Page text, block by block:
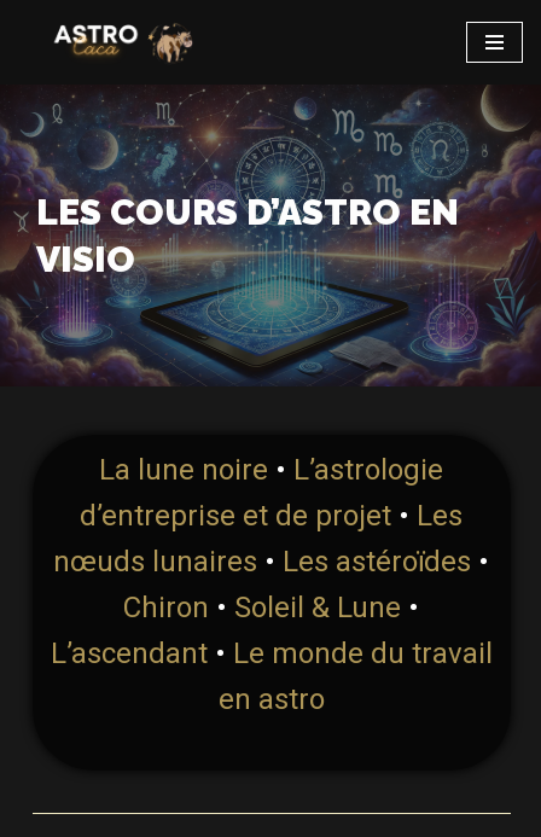
contenu
LES COURS D’ASTRO EN
VISIO
La lune noire • L’astrologie
d’entreprise et de projet • Les
nœuds lunaires • Les astéroïdes •
Chiron • Soleil & Lune •
L’ascendant• Le monde du travail
en astro